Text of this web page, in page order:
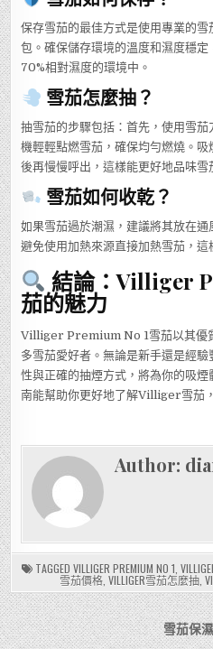
保存雪茄的最佳方式是使用專業的
包。確保儲存環境的溫度和濕度穩定
70%相對濕度的環境中。
雪茄怎麼抽？
抽雪茄的步驟包括：首先，使用雪
機輕輕點燃雪茄，確保均勻燃燒。
後再慢慢呼出，這樣能更好地品味雪
雪茄如何收乾？
如果雪茄過於潮濕，建議將其放在通
避免使用加熱來源直接加熱雪茄，這
結論：Villiger
茄的魅力
Villiger Premium No 1雪茄以其優
多雪茄愛好者。無論是新手還是經
性與正確的抽煙方式，將為你的吸
南能幫助你更好地了解Villiger雪茄
Author:
TAGGED VILLIGER PREMIUM NO 1,
雪茄價格, VILLIGER雪茄怎麼抽,
文 雪茄保